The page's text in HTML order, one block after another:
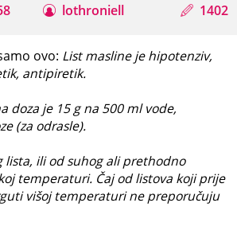
lothroniell 1402
ovo: List masline je hipotenziv,
antipiretik.
doza je 15 g na 500 ml vode,
(za odrasle).
lista, ili od suhog ali prethodno
temperaturi. Čaj od listova koji prije
višoj temperaturi ne preporučuju